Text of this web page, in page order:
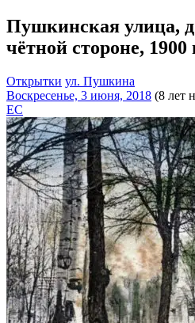
Пушкинская улица,
чётной стороне, 1900
Открытки ул. Пушкина
Воскресенье, 3 июня, 2018 (8 лет
EC